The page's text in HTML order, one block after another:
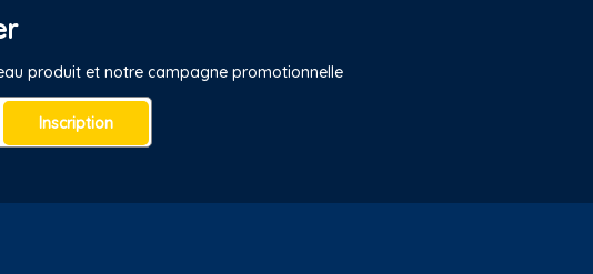
produit et notre campagne promotionnelle
Inscription